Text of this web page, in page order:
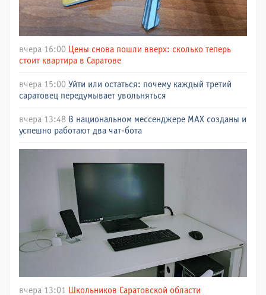
вчера 16:00 Цены снова пошли вверх: сколько теперь
стоит квартира в Саратове
вчера 15:00 Уйти или остаться: почему каждый третий
саратовец передумывает увольняться
вчера 13:48 В национальном мессенджере МАХ созданы и
успешно работают два чат-бота
вчера 13:01 Школьников Саратовской области